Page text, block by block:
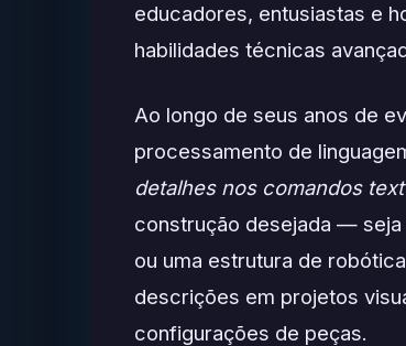
educadores, entusiastas e
habilidades técnicas
Ao longo de seus anos de
processamento de
detalhes nos comandos
construção desejada —
ou uma estrutura de
descrições em projetos
configurações de peças.